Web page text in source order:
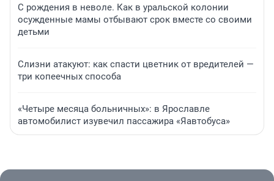
С рождения в неволе. Как в уральской колонии
осужденные мамы отбывают срок вместе со своими
детьми
Слизни атакуют: как спасти цветник от вредителей —
три копеечных способа
«Четыре месяца больничных»: в Ярославле
автомобилист изувечил пассажира «Яавтобуса»